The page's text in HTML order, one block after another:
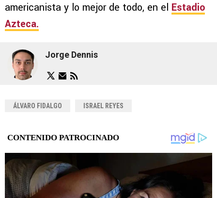
americanista y lo mejor de todo, en el Estadio
Azteca.
Jorge Dennis
ÁLVARO FIDALGO ISRAEL REYES